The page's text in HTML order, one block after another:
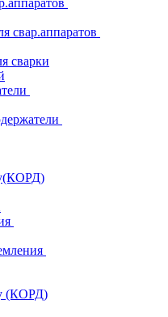
свар.аппаратов
сварки
(КОРД)